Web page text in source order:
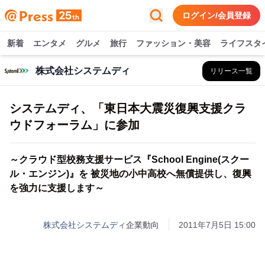
ログイン/会員登録
新着 エンタメ グルメ 旅行 ファッション・美容 ライフスタ
株式会社システムディ リリース一覧
システムディ、「東日本大震災復興支援クラ
ウドフォーラム」に参加
～クラウド型校務支援サービス『School Engine(スクー
ル・エンジン)』を 被災地の小中高校へ無償提供し、復興
を強力に支援します～
株式会社システムディ企業動向 2011年7月5日 15:00